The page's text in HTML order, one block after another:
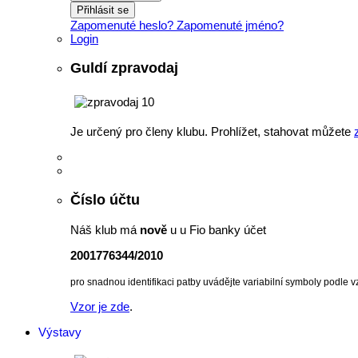
Přihlásit se
Zapomenuté heslo? Zapomenuté jméno?
Login
Guldí zpravodaj
Je určený pro členy klubu. Prohlížet, stahovat můžete
Číslo účtu
Náš klub má nově u u Fio banky účet
2001776344/2010
pro snadnou identifikaci patby uvádějte variabilní symboly podle
Vzor je zde.
Výstavy